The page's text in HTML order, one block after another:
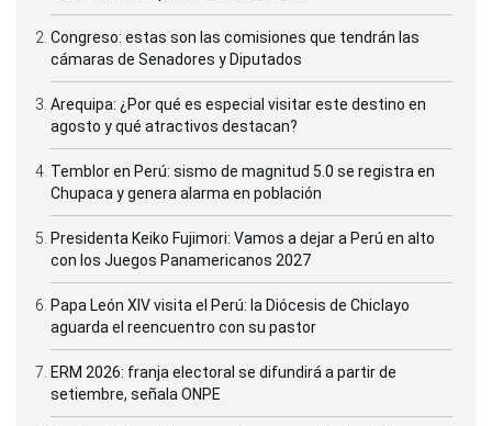
Congreso: estas son las comisiones que tendrán las
cámaras de Senadores y Diputados
Arequipa: ¿Por qué es especial visitar este destino en
agosto y qué atractivos destacan?
Temblor en Perú: sismo de magnitud 5.0 se registra en
Chupaca y genera alarma en población
Presidenta Keiko Fujimori: Vamos a dejar a Perú en alto
con los Juegos Panamericanos 2027
Papa León XIV visita el Perú: la Diócesis de Chiclayo
aguarda el reencuentro con su pastor
ERM 2026: franja electoral se difundirá a partir de
setiembre, señala ONPE